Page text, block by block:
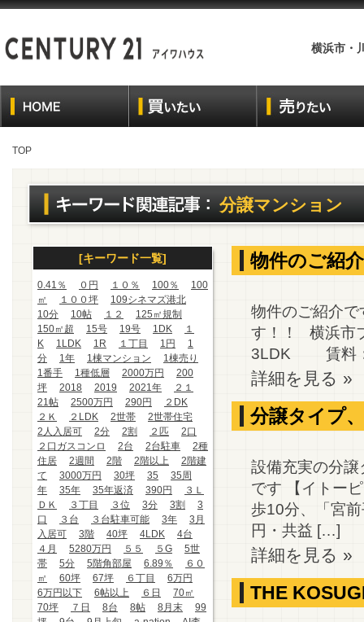
横浜市・
TOP
分譲マンション
[キーワード一覧]
0.41％ ０円 １０％ 100％
100
㎡
１００坪
109シネマズ港北
10分
10帖 １２
125㎡規制
150㎡超
15号 19号 1DK
１
K
1LDK 1R １丁目 1円
1
分
1年 1棟マンション
1棟売り
1番手
1種低層 2000万円
200
坪
2018 2019 2021年
２１
21帖
2500万円 290円
２DK
２Ｋ
２LDK 2世帯
2世帯住宅
2人入居可
2分 2割 ２匹
2口
２口ガスコンロ
2台 2台駐車
2種
住居
2週間 2階 2階以上
2階建
て
3000万円 30坪 35
35周
年
35年 35年返済 390円
３Ｌ
ＤＫ
３丁目 ３位 3分 3割
3
口
３台 ３台駐車可能 3年
3月
入居可
3階 40坪 4LDK
4台
４月
5280万円 ５５ ５G
5世
帯
5分 5階角部屋 6.89％
６０
㎡
60坪 67坪 ６丁目
6万円
6万円以下
6帖以上 ６日
70㎡
70坪
７日 8台 8帖 8月末
99
物件のご紹
物件のご紹介
す！！ 横浜市
3LDK 賃料：
詳細を見る »
分譲タイプ
設備充実の分
です 【イトー
歩10分、「宮
円・共益 […]
詳細を見る »
THE